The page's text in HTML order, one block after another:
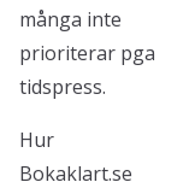
många inte
prioriterar pga
tidspress.
Hur
Bokaklart.se